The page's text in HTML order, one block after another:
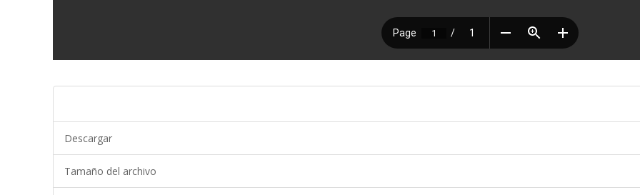
Descargar
Tamaño del archivo